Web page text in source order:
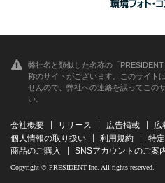
弊社名と類似した名称の「
称のサイトがございます。このサイト
せんので、弊社への連絡を誤ってこの
い。
会社概要 リリース 広告掲載
広
個人情報の取り扱い
利用規約
特
商品のご購入
SNSアカウントのご案
Copyright © PRESIDENT Inc. All rights reserved.